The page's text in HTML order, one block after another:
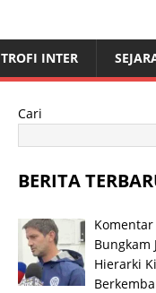
TROFI INTER
Cari
BERITA
Bungkam
Hierarki